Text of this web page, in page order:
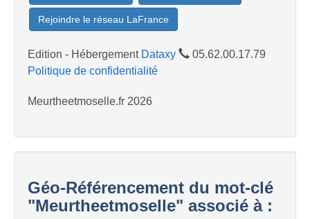
Rejoindre le réseau LaFrance
Edition - Hébergement Dataxy
05.62.00.17.79
Politique de confidentialité
Meurtheetmoselle.fr 2026
Géo-Référencement du mot-clé
"Meurtheetmoselle" associé à :